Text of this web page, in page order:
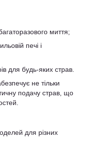
миття;
печі і
для будь-яких страв.
не тільки
подачу страв, що
для різних